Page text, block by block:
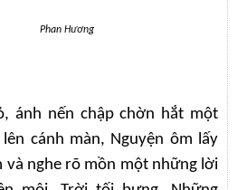
Phan Hương
ánh nến chập chờn hắt một
cánh màn, Nguyện ôm lấy
và nghe rõ mồn một những lời